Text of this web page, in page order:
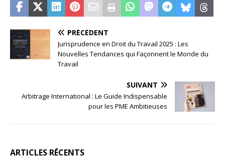
PRÉCÉDENT
Jurisprudence en Droit du Travail 2025 : Les
Nouvelles Tendances qui Façonnent le Monde du
Travail
SUIVANT
Arbitrage International : Le Guide Indispensable
pour les PME Ambitieuses
ARTICLES RÉCENTS